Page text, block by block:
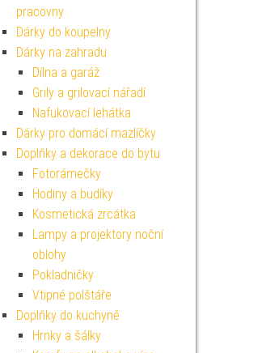
pracovny
Dárky do koupelny
Dárky na zahradu
Dílna a garáž
Grily a grilovací nářadí
Nafukovací lehátka
Dárky pro domácí mazlíčky
Doplňky a dekorace do bytu
Fotorámečky
Hodiny a budíky
Kosmetická zrcátka
Lampy a projektory noční
oblohy
Pokladničky
Vtipné polštáře
Doplňky do kuchyně
Hrnky a šálky